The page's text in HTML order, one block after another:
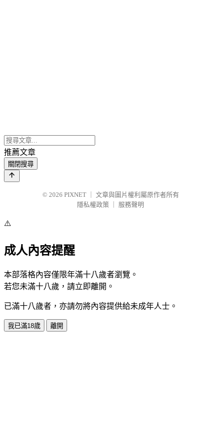
推薦文章
關閉搜尋
© 2026 PIXNET
文章與圖片權利屬原作者所有
隱私權政策
服務聲明
⚠️
成人內容提醒
本部落格內容僅限年滿十八歲者瀏覽。
若您未滿十八歲，請立即離開。
已滿十八歲者，亦請勿將內容提供給未成年人士。
我已滿18歲 離開